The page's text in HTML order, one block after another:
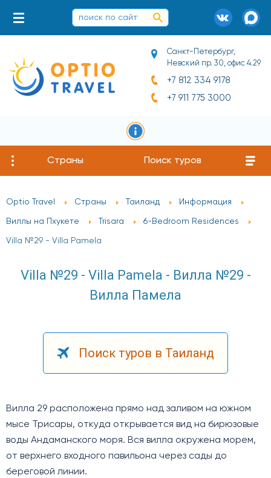
Санкт-Петербург,
Невский пр. 30, офис 4.29
+7 812 334 9178
+7 911 775 3000
Страны Поиск туров
Optio Travel Страны Таиланд Информация
Виллы на Пхукете Trisara 6-Bedroom Residences
Villa №29 - Villa Pamela
Villa №29 - Villa Pamela - Вилла №29 -
Вилла Памела
Поиск туров в Таиланд
Вилла 29 расположена прямо над заливом на южном
мысе Трисары, откуда открывается вид на бирюзовые
воды Андаманского моря. Вся вилла окружена морем,
от верхнего входного павильона через сады до
береговой линии.